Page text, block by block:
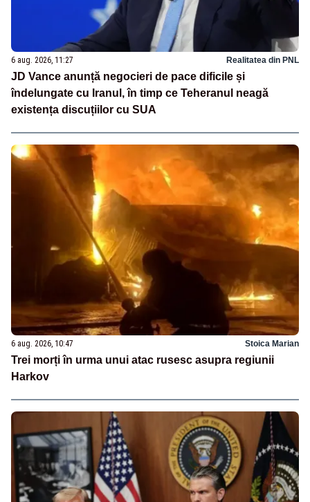
6 aug. 2026, 11:27 Realitatea din PNL
JD Vance anunță negocieri de pace dificile și
îndelungate cu Iranul, în timp ce Teheranul neagă
existența discuțiilor cu SUA
6 aug. 2026, 10:47 Stoica Marian
Trei morți în urma unui atac rusesc asupra regiunii
Harkov